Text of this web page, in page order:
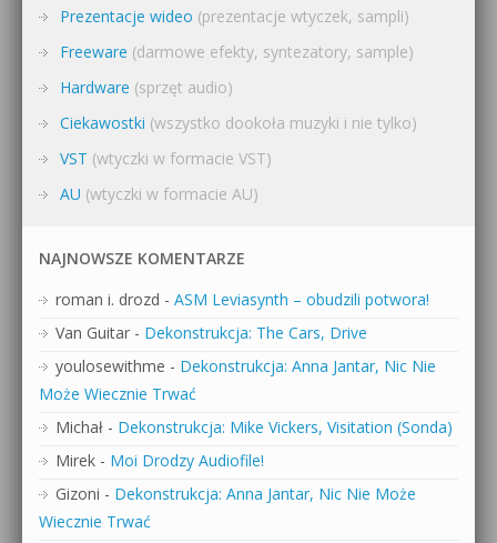
Prezentacje wideo (prezentacje wtyczek, sampli)
Freeware (darmowe efekty, syntezatory, sample)
Hardware (sprzęt audio)
Ciekawostki (wszystko dookoła muzyki i nie tylko)
VST (wtyczki w formacie VST)
AU (wtyczki w formacie AU)
NAJNOWSZE KOMENTARZE
roman i. drozd - ASM Leviasynth – obudzili potwora!
Van Guitar - Dekonstrukcja: The Cars, Drive
youlosewithme - Dekonstrukcja: Anna Jantar, Nic Nie
Może Wiecznie Trwać
Michał - Dekonstrukcja: Mike Vickers, Visitation (Sonda)
Mirek - Moi Drodzy Audiofile!
Gizoni - Dekonstrukcja: Anna Jantar, Nic Nie Może
Wiecznie Trwać